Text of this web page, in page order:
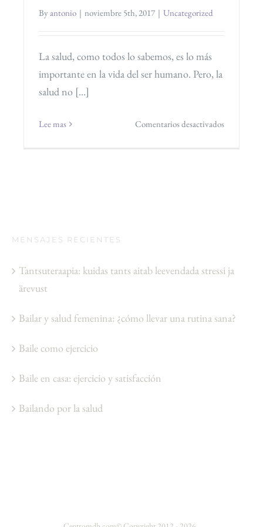
Byantonio | noviembre 5th, 2017 | Uncategorized
La salud, como todos lo sabemos, es lo más
importante en la vida del ser humano. Pero, la
salud no [...]
Lee mas Comentarios desactivadosen
MENSAJES RECIENTES
Tantsuteraapia: kuidas tants aitab leevendada stressi ja
ärevust
Bailar y salud femenina: ¿cómo llevar una rutina sana?
Baile como ejercicio
Baile en casa: ejercicio y satisfacción
Bailando por la salud